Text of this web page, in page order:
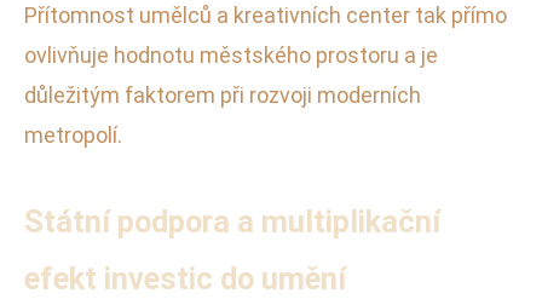
Přítomnost umělců a kreativních center tak přímo
ovlivňuje hodnotu městského prostoru a je
důležitým faktorem při rozvoji moderních
metropolí.
Státní podpora a multiplikační
efekt investic do umění